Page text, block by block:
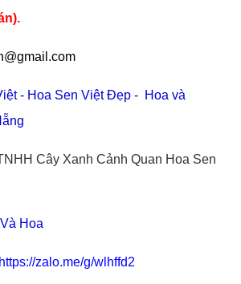
- Hoa Sen Việt Đẹp - Hoa và
Cây Xanh Cảnh Quan Hoa Sen
Hoa
https://zalo.me/g/wlhffd2